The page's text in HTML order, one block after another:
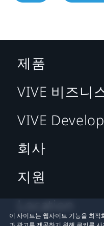
이 사이트는 웹사이트 기능을 최
제품
VIVE 비즈니
VIVE
회사
지원
Location